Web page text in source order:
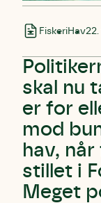
FiskeriHav
skal nu
er for
mod
hav,
stillet i
Meget